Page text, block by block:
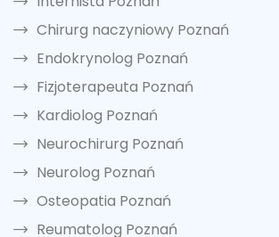
Chirurg naczyniowy Poznań
Endokrynolog Poznań
Fizjoterapeuta Poznań
Kardiolog Poznań
Neurochirurg Poznań
Neurolog Poznań
Osteopatia Poznań
Reumatolog Poznań